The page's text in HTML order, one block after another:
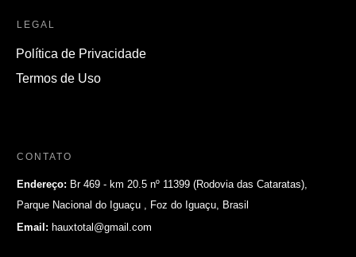
LEGAL
Política de Privacidade
Termos de Uso
CONTATO
Endereço: Br 469 - km 20.5 nº 11399 (Rodovia das Cataratas),
Parque Nacional do Iguaçu , Foz do Iguaçu, Brasil
Email: hauxtotal@gmail.com